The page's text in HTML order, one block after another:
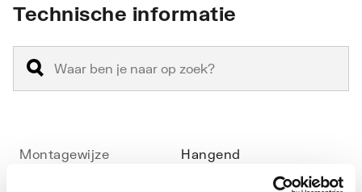
Technische informatie
Montagewijze Hangend